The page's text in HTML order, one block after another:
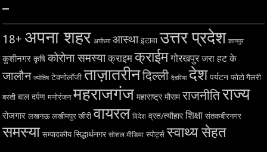
–
18+ अपना शहर अयोध्या आस्था इटावा उत्तर प्रदेश कानपुर
कुशीनगर कृषि कोरोना समस्या क्राइम क्राईम गोरखपुर जरा हट के
जालौन ज्योतिष टेक्नोलॉजी ताज़ातरीनदिल्ली देवरिया देश पर्यटन फोटो गैलरी
बस्ती बाल दर्पण मनोरंजन महराजगंज महाराष्ट्र मौसम राजनीतिराज्य
रोजगार लखनऊ लखीमपुर खीरी वायरल विदेश व्रत/त्यौहार शिक्षा संतकबीरनगर
समस्या सम्पादकीय सिद्धार्थनगर सोशल मीडिया स्पोर्ट्स स्वाथ्य सेहत